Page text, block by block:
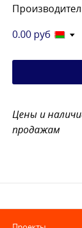
0.00 руб
Цены и
продажам